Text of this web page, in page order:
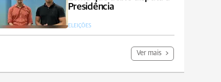
Presidência
ELEIÇÕES
Ver mais